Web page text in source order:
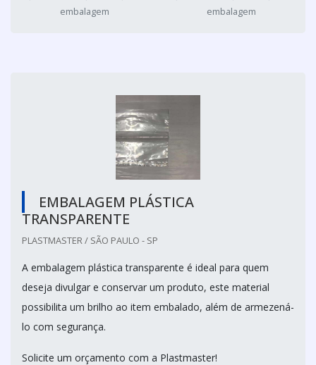
embalagem
embalagem
EMBALAGEM PLÁSTICA
TRANSPARENTE
PLASTMASTER / SÃO PAULO - SP
A embalagem plástica transparente é ideal para quem
deseja divulgar e conservar um produto, este material
possibilita um brilho ao item embalado, além de armezená-
lo com segurança.
Solicite um orçamento com a Plastmaster!